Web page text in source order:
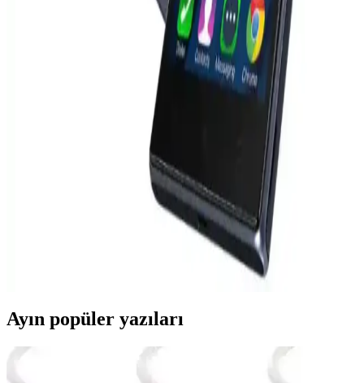
sensörleriyle çok yönlü fotoğraf imkanı sunar. Geniş açı, makro ve
derinlik sensörleri sayesinde yüksek kaliteli ve detaylı fotoğraflar
Samsung S23 Ultra ve S24 Ultra modelleri yüksek
performans ve gelişmiş özelliklerle öne çıkıyor
Samsung'un yeni akıllı telefon modelleri S23 Ultra ve S24 Ultra,
üstün performans ve gelişmiş özellikleriyle öne çıkıyor. Tasarım,
ekran, kamera ve işlemci alanlarındaki yenilikler dikkat çekiyor.
Lenovo Akıllı Telefon Modelleri: Dayanıklı ve
Yüksek Performanslı Çözümler
Lenovo'nun akıllı telefonları, dayanıklılık, performans ve yenilikçilik
sunarak farklı kullanıcı ihtiyaçlarına cevap verir. ThinkPhone ve
Legion serileri, kurumsal ve oyun tutkunlarına özel özelliklerle öne
Ayın popüler yazıları